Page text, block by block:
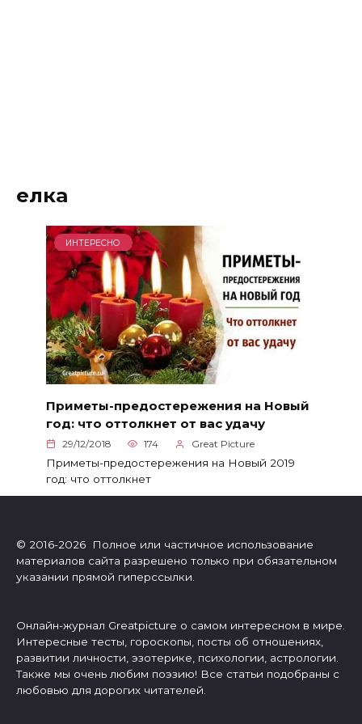
елка
ИНТЕРЕСНО
Приметы-предостережения на Новый
год: что оттолкнет от вас удачу
29/12/2018 174 Great Picture
Приметы-предостережения на Новый 2019
год: что оттолкнет
© 2016-2026 Полное или частичное использование
материалов сайта разрешено только при обязательном
указании прямой гиперссылки.
Онлайн-журнал Greatpicture о самом интересном в мире.
Интересные тесты, гороскопы, посты об отношениях,
развитии личности, эзотерике, психологии, астрологии.
Также мы очень любим поэзию! Все статьи подобраны с
любовью для дорогих читателей.